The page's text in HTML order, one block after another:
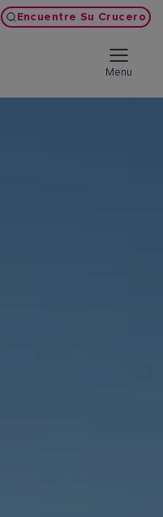
Encuentre Su Crucero
Menu